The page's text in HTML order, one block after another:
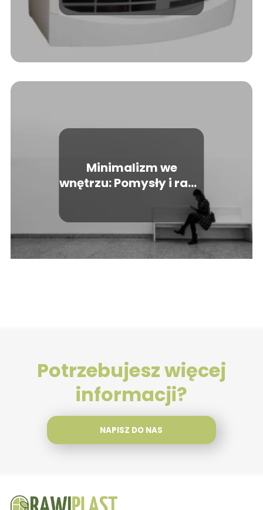
Minimalizm we
wnętrzu: Pomysły i rady
na stylowe aranżacje
Potrzebujesz więcej
informacji?
NAPISZ DO NAS